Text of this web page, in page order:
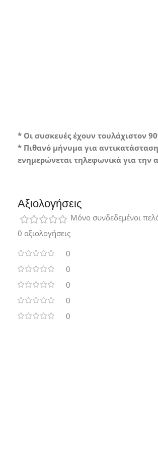
* Οι συσκευές έχουν τουλάχιστον
* Πιθανό μήνυμα για
ενημερώνεται τηλεφωνικά για την
Αξιολογήσεις
0 αξιολογήσεις
0
0
0
0
0
Μόνο συνδεδεμένοι